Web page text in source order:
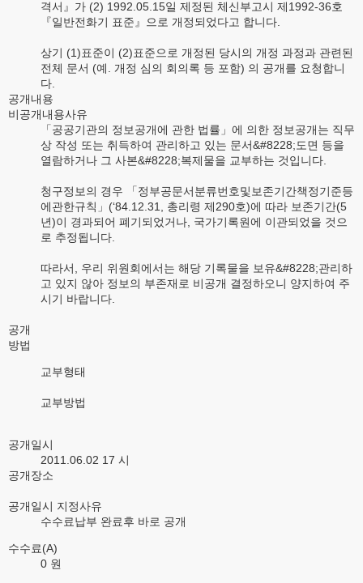
격서』가 (2) 1992.05.15일 제정된 체신부고시 제1992-36호
『일반전화기 표준』으로 개정되었다고 합니다.
상기 (1)표준이 (2)표준으로 개정된 당시의 개정 과정과 관련된
전체 문서 (예. 개정 심의 회의록 등 포함) 의 공개를 요청합니
다.
공개내용
비공개내용사유
「공공기관의 정보공개에 관한 법률」에 의한 정보공개는 직무
상 작성 또는 취득하여 관리하고 있는 문서&#8228;도면 등을
열람하거나 그 사본&#8228;복제물을 교부하는 것입니다.
청구정보의 경우 「정부공문서분류번호및보존기간책정기준등
에관한규칙」(‘84.12.31, 총리령 제290호)에 따라 보존기간(5
년)이 경과되어 폐기되었거나, 국가기록원에 이관되었을 것으
로 추정됩니다.
따라서, 우리 위원회에서는 해당 기록물을 보유&#8228;관리하
고 있지 않아 정보의 부존재로 비공개 결정하오니 양지하여 주
시기 바랍니다.
공개
방법
교부형태
교부방법
공개일시
2011.06.02 17 시
공개장소
공개일시 지정사유
수수료납부 완료후 바로 공개
수수료(A)
0 원